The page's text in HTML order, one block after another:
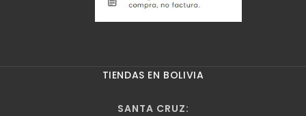
TIENDAS EN BOLIVIA
SANTA CRUZ: